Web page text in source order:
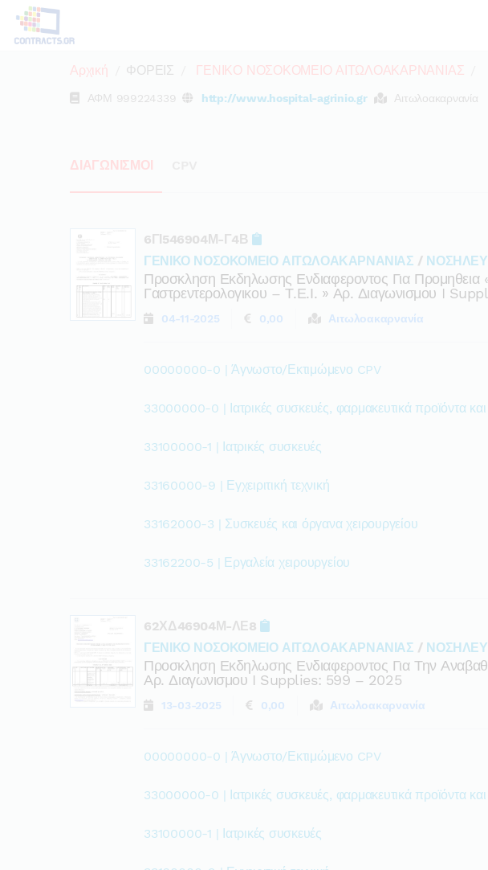
Αρχική ΦΟΡΕΙΣ ΓΕΝΙΚΟ ΝΟΣΟΚΟΜΕΙΟ ΑΙΤΩΛΟΑΚΑΡΝΑΝΙΑΣ
ΑΦΜ 999224339 http://www.hospital-agrinio.gr Αιτωλοακαρνανία
ΔΙΑΓΩΝΙΣΜΟΙ
6ΓΙ546904Μ-Γ4Β
ΓΕΝΙΚΟ ΝΟΣΟΚΟΜΕΙΟ ΑΙΤΩΛΟΑΚΑΡΝΑΝΙΑΣ /
Προσκληση Εκδηλωσης Ενδιαφεροντος Για Προμηθεια
Γαστρεντερολογικου – Τ.ε.ι. » Αρ. Διαγωνισμου I
04-11-2025 0,00 Αιτωλοακαρνανία
00000000-0 | Άγνωστο/Εκτιμώμενο CPV
33000000-0 | Ιατρικές συσκευές, φαρμακευτικά προϊόντα
33100000-1 | Ιατρικές συσκευές
33160000-9 | Εγχειριτική τεχνική
33162000-3 | Συσκευές και όργανα χειρουργείου
33162200-5 | Εργαλεία χειρουργείου
62ΧΔ46904Μ-ΛΕ8
ΓΕΝΙΚΟ ΝΟΣΟΚΟΜΕΙΟ ΑΙΤΩΛΟΑΚΑΡΝΑΝΙΑΣ /
Προσκληση Εκδηλωσης Ενδιαφεροντος Για Την
Αρ. Διαγωνισμου I Supplies: 599 – 2025
13-03-2025 0,00 Αιτωλοακαρνανία
00000000-0 | Άγνωστο/Εκτιμώμενο CPV
33000000-0 | Ιατρικές συσκευές, φαρμακευτικά προϊόντα
33100000-1 | Ιατρικές συσκευές